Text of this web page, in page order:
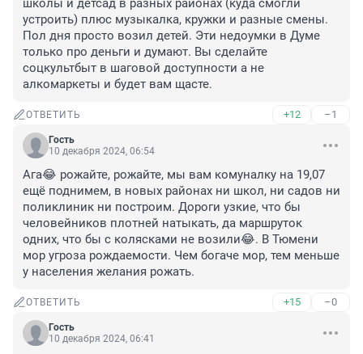
школы и детсад в разных районах (куда смогли
устроить) плюс музыкалка, кружки и разные смены.
Пол дня просто возил детей. Эти недоумки в Думе
только про деньги и думают. Вы сделайте
соцкультбыт в шаговой доступности а не
алкомаркеты и будет вам щасте.
ОТВЕТИТЬ +12 –1
Гость
10 декабря 2024, 06:54
Ага😂 рожайте, рожайте, мы вам комуналку на 19,07
ещё поднимем, в новых районах ни школ, ни садов ни
поликлиник ни построим. Дороги узкие, что бы
человейников плотней натыкать, да маршруток
одних, что бы с колясками не возили😂. В Тюмени
мор угроза рождаемости. Чем богаче мор, тем меньше
у населения желания рожать.
ОТВЕТИТЬ +15 –0
Гость
10 декабря 2024, 06:41